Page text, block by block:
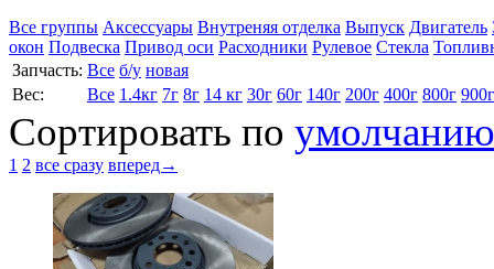
Все группы Аксессуары Внутреняя отделка Выпуск Двигатель
окон Подвеска Привод оси Расходники Рулевое Стекла
Запчасть: Все б/у новая
Вес:
Все 1.4кг 7г 8г 14 кг 30г 60г 140г 200г 400г 800г 900г
Сортировать по умолчанию
1 2 все сразу вперед→